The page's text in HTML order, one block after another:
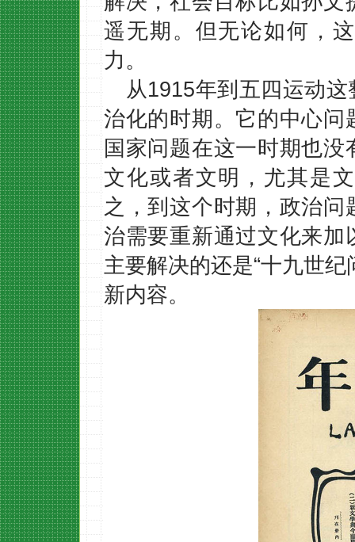
遥无期。但无论如何，
力。
从1915年到五四运动
治化的时期。它的中心
国家问题在这一时期也
文化或者文明，尤其是
之，到这个时期，政治
治需要重新通过文化来
主要解决的还是“十九世
新内容。